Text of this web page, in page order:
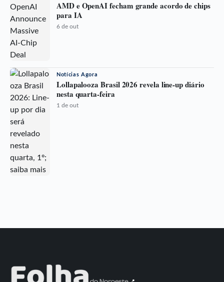
AMD e OpenAI fecham grande acordo de chips
para IA
6 de out
Notícias Agora
Lollapalooza Brasil 2026 revela line-up diário
nesta quarta-feira
1 de out